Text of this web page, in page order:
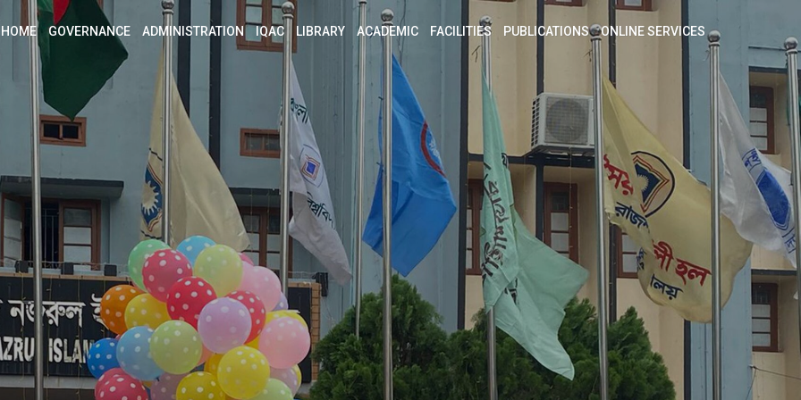
HOME GOVERNANCE ADMINISTRATION IQAC LIBRARY ACADEMIC FACILITIES PUBLICATIONS ONLINE SERVICES